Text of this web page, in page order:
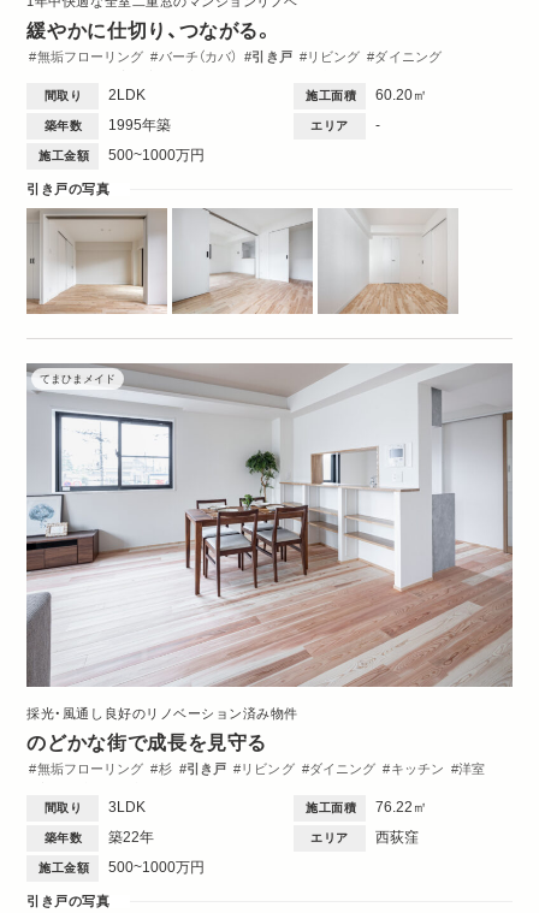
緩やかに仕切り、つながる。
無垢フローリング バーチ（カバ） 引き戸 リビング
ダイニング
間取り 2LDK 施工面積 60.20㎡
築年数 1995年築 エリア -
施工金額 500~1000万円
引き戸の写真
てまひまメイド
採光・風通し良好のリノベーション済み物件
のどかな街で成長を見守る
無垢フローリング 杉 引き戸 リビング ダイニング キッチン
洋室
間取り 3LDK 施工面積 76.22㎡
築年数 築22年 エリア 西荻窪
施工金額 500~1000万円
引き戸の写真